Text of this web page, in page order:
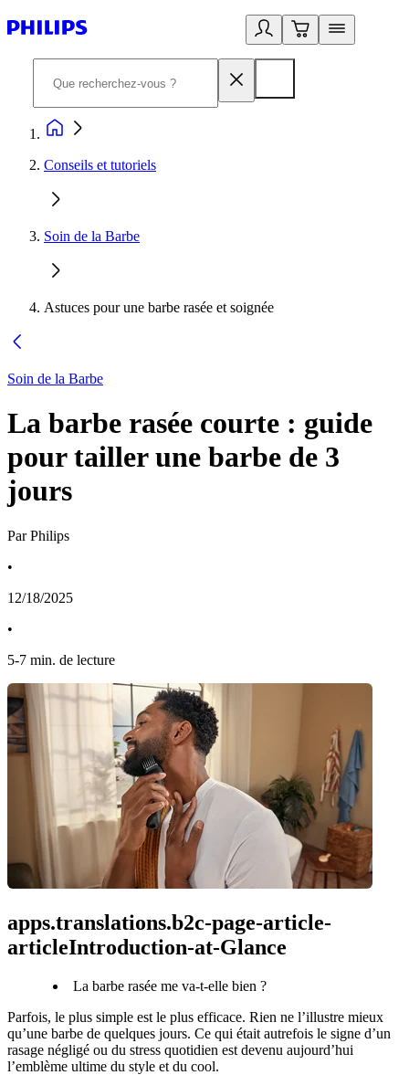
Conseils et tutoriels
Soin de la Barbe
Astuces pour une barbe rasée et soignée
Soin de la Barbe
La barbe rasée courte : guide
pour tailler une barbe de 3
jours
Par Philips
•
12/18/2025
•
5-7 min. de lecture
apps.translations.b2c-page-article-
articleIntroduction-at-Glance
La barbe rasée me va-t-elle bien ?
Parfois, le plus simple est le plus efficace. Rien ne l’illustre mieux
qu’une barbe de quelques jours. Ce qui était autrefois le signe d’un
rasage négligé ou du stress quotidien est devenu aujourd’hui
l’emblème ultime du style et du cool.